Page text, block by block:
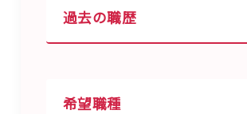
過去の職歴
希望職種